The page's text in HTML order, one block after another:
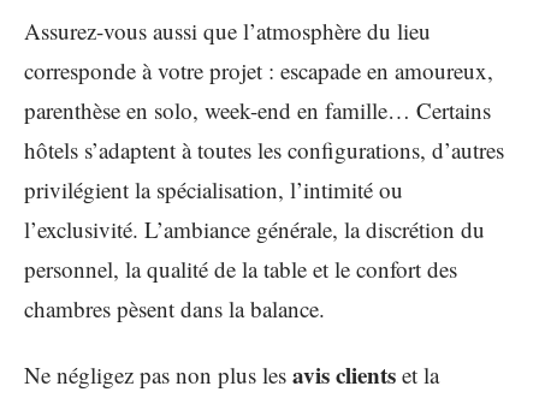
Assurez-vous aussi que l’atmosphère du lieu
corresponde à votre projet : escapade en amoureux,
parenthèse en solo, week-end en famille… Certains
hôtels s’adaptent à toutes les configurations, d’autres
privilégient la spécialisation, l’intimité ou
l’exclusivité. L’ambiance générale, la discrétion du
personnel, la qualité de la table et le confort des
chambres pèsent dans la balance.
Ne négligez pas non plus les avis clients et la